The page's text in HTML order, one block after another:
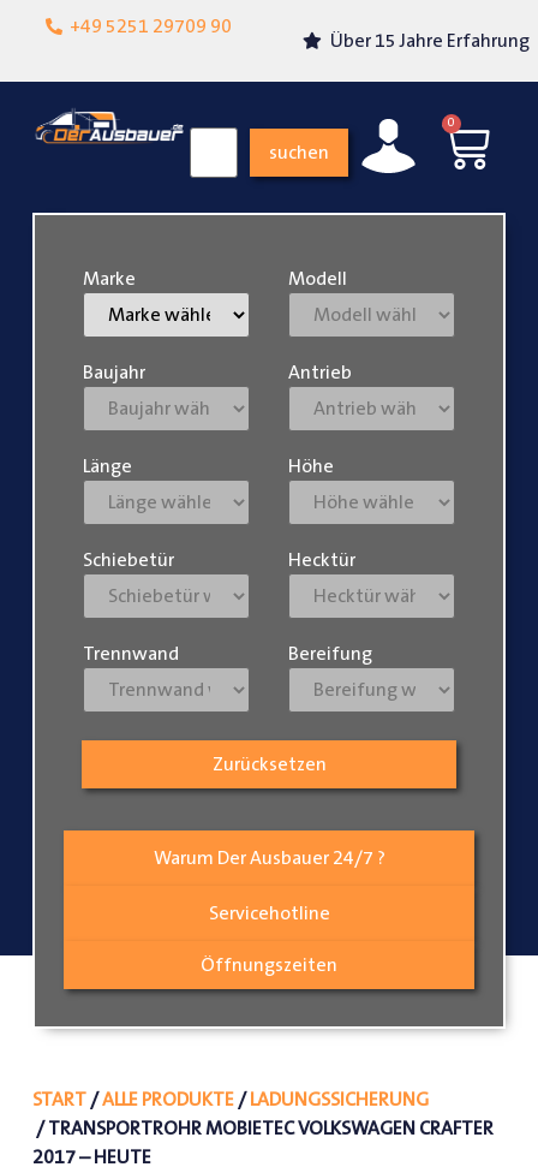
+49 5251 29709 90
Lokalgeschäft in
Über 15 Jahre Erfahrung
suchen
0
Warum Der Ausbauer 24/7 ?
Servicehotline
Öffnungszeiten
Marke Modell
Baujahr Antrieb
Länge Höhe
Schiebetür Hecktür
Trennwand Bereifung
Zurücksetzen
START/ALLE PRODUKTE/LADUNGSSICHERUNG
/ TRANSPORTROHR MOBIETEC VOLKSWAGEN CRAFTER
2017 – HEUTE